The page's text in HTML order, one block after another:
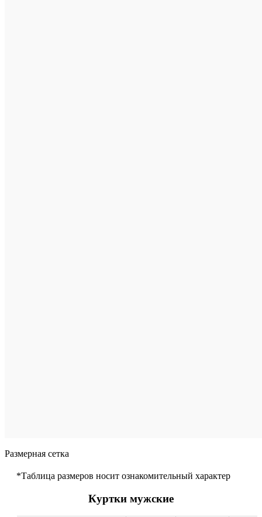
Размерная сетка
*Таблица размеров носит ознакомительный характер
Куртки мужские